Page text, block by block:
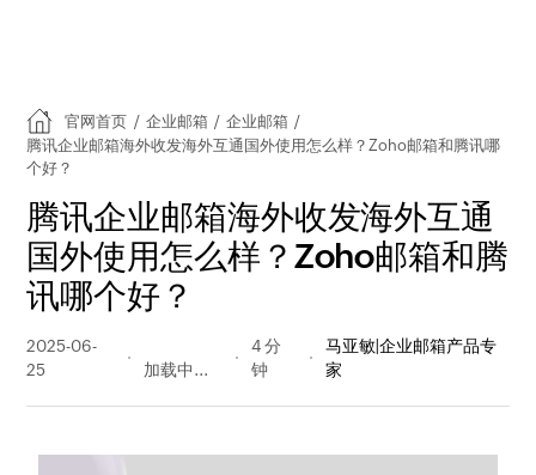
官网首页 / 企业邮箱 / 企业邮箱 /
腾讯企业邮箱海外收发海外互通国外使用怎么样？Zoho邮箱和腾讯哪
个好？
腾讯企业邮箱海外收发海外互通
国外使用怎么样？Zoho邮箱和腾
讯哪个好？
2025-06-
25
量
4 分
钟
马亚敏|企业邮箱产品专
家